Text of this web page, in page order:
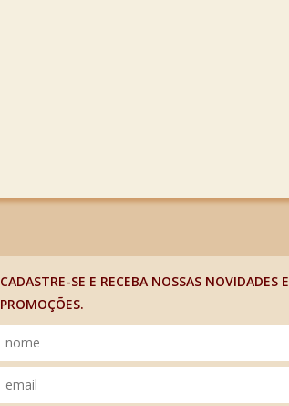
CADASTRE-SE E RECEBA NOSSAS NOVIDADES E
PROMOÇÕES.